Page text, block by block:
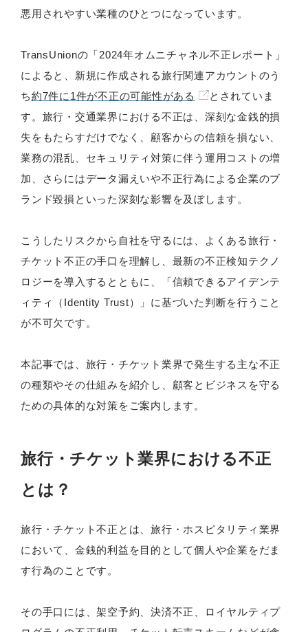
悪用されやすい業種のひとつになっています。
TransUnionの「2024年オムニチャネル不正レポート」
によると、新規に作成される旅行関連アカウントのう
ち約7件に1件が不正の可能性がある
とされていま
す。旅行・交通業界における不正は、深刻な金銭的損
失をもたらすだけでなく、顧客からの信頼を損ない、
業務の混乱、セキュリティ対策に伴う運用コストの増
加、さらにはデータ漏えいや不正行為による企業のブ
ランド毀損といった深刻な影響を及ぼします。
こうしたリスクから自社を守るには、よくある旅行・
チケット不正の手口を理解し、最新の不正検知テクノ
ロジーを導入するとともに、「信頼できるアイデンテ
ィティ（Identity Trust）」に基づいた判断を行うこと
が不可欠です。
本記事では、旅行・チケット業界で発生する主な不正
の種類やその仕組みを紹介し、顧客とビジネスを守る
ための具体的な対策をご案内します。
旅行・チケット業界における不正
とは？
旅行・チケット不正とは、旅行・ホスピタリティ業界
において、金銭的利益を目的として個人や企業をだま
す行為のことです。
その手口には、架空予約、決済不正、ロイヤルティプ